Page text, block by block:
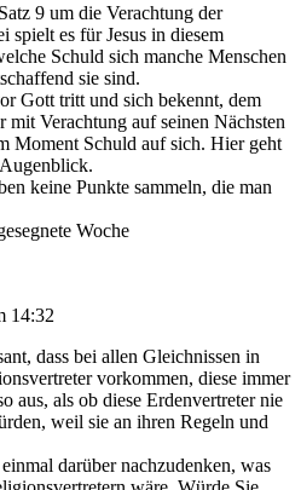
9 um die Verachtung der
spielt es für Jesus in diesem
Schuld sich manche Menschen
sie sind.
Gott tritt und sich bekennt, dem
mit Verachtung auf seinen Nächsten
Moment Schuld auf sich. Hier geht
keine Punkte sammeln, die man
Woche
14:32
dass bei allen Gleichnissen in
vorkommen, diese immer
aus, als ob diese Erdenvertreter nie
weil sie an ihren Regeln und
darüber nachzudenken, was